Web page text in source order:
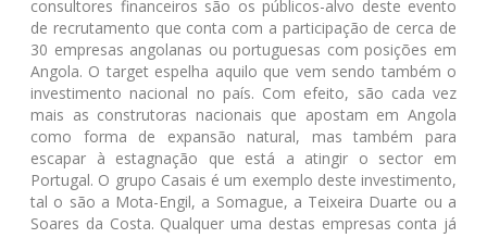
consultores financeiros são os públicos-alvo deste evento
de recrutamento que conta com a participação de cerca de
30 empresas angolanas ou portuguesas com posições em
Angola. O target espelha aquilo que vem sendo também o
investimento nacional no país. Com efeito, são cada vez
mais as construtoras nacionais que apostam em Angola
como forma de expansão natural, mas também para
escapar à estagnação que está a atingir o sector em
Portugal. O grupo Casais é um exemplo deste investimento,
tal o são a Mota-Engil, a Somague, a Teixeira Duarte ou a
Soares da Costa. Qualquer uma destas empresas conta já